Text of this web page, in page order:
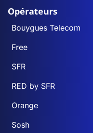
Opérateurs
Bouygues Telecom
Free
SFR
RED by SFR
Orange
Sosh